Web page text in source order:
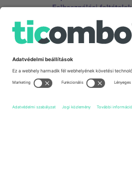
Felhasználási feltételek
Partnerprogram